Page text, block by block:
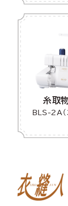
糸取
BLS-2A（